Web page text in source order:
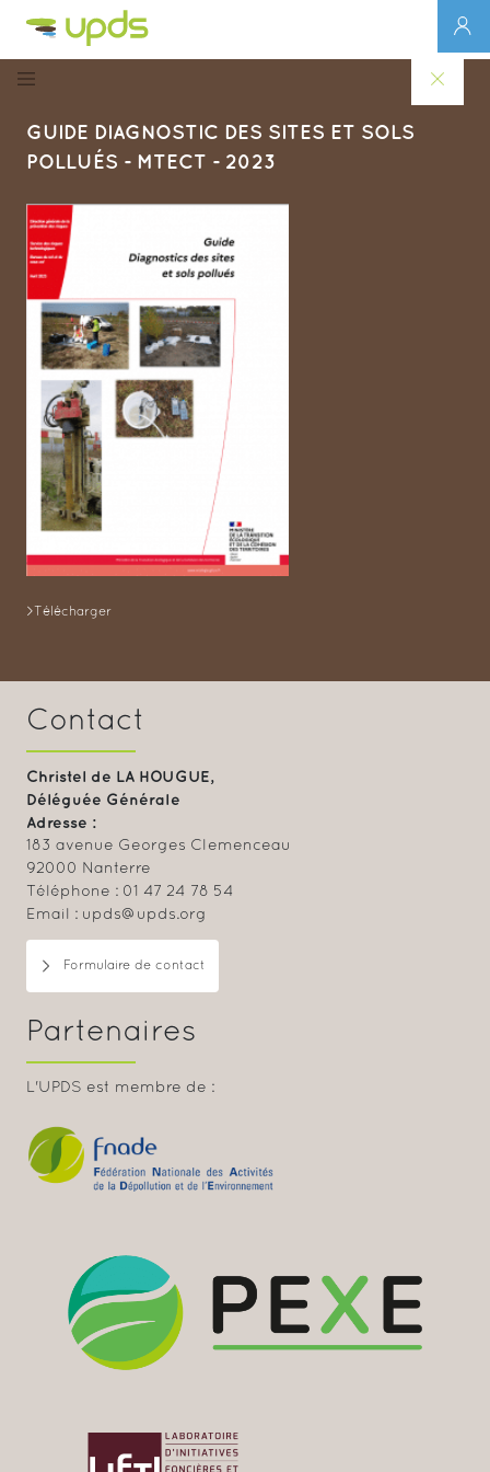
GUIDE DIAGNOSTIC DES SITES ET SOLS
POLLUÉS - MTECT - 2023
>Télécharger
Contact
Christel de LA HOUGUE,
Déléguée Générale
Adresse :
183 avenue Georges Clemenceau
92000 Nanterre
Téléphone : 01 47 24 78 54
Email : upds@upds.org
Formulaire de contact
Partenaires
L'UPDS est membre de :